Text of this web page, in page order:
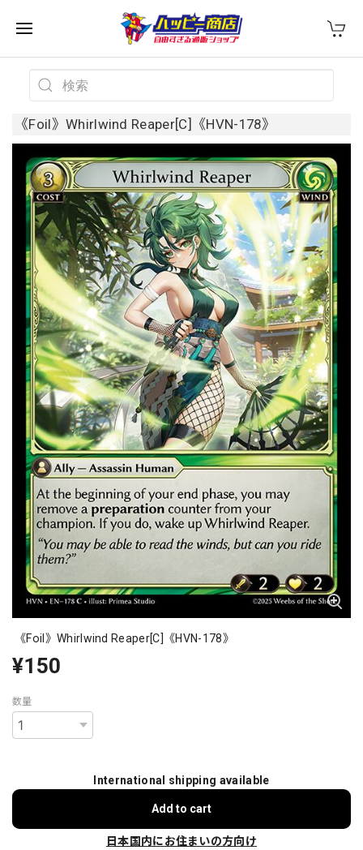
《Foil》Whirlwind Reaper[C]《HVN-178》
《Foil》Whirlwind Reaper[C]《HVN-178》
¥150
数量
International shipping available
Add to cart
日本国内にお住まいの方向け